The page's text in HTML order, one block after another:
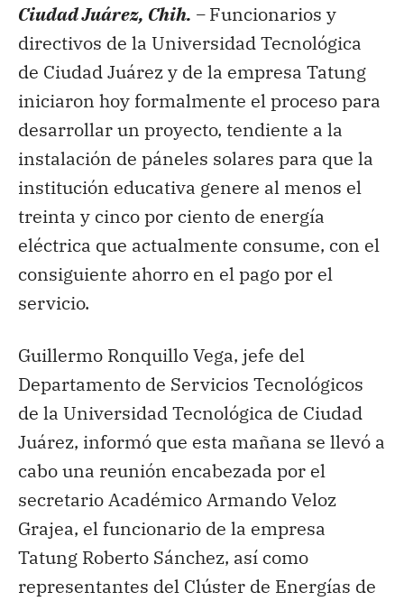
Ciudad Juárez, Chih. –Funcionarios y
directivos de la Universidad Tecnológica
de Ciudad Juárez y de la empresa Tatung
iniciaron hoy formalmente el proceso para
desarrollar un proyecto, tendiente a la
instalación de páneles solares para que la
institución educativa genere al menos el
treinta y cinco por ciento de energía
eléctrica que actualmente consume, con el
consiguiente ahorro en el pago por el
servicio.
Guillermo Ronquillo Vega, jefe del
Departamento de Servicios Tecnológicos
de la Universidad Tecnológica de Ciudad
Juárez, informó que esta mañana se llevó a
cabo una reunión encabezada por el
secretario Académico Armando Veloz
Grajea, el funcionario de la empresa
Tatung Roberto Sánchez, así como
representantes del Clúster de Energías de